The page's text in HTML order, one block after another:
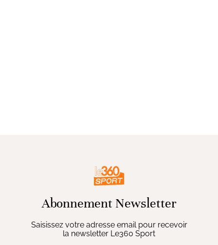
Abonnement Newsletter
Saisissez votre adresse email pour recevoir
la newsletter Le360 Sport